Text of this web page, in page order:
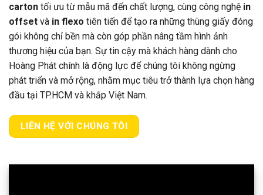
carton tối ưu từ mẫu mã đến chất lượng, cùng công nghệ in
offset và in flexo tiên tiến để tạo ra những thùng giấy đóng
gói không chỉ bền mà còn góp phần nâng tầm hình ảnh
thương hiệu của bạn. Sự tin cậy mà khách hàng dành cho
Hoàng Phát chính là động lực để chúng tôi không ngừng
phát triển và mở rộng, nhằm mục tiêu trở thành lựa chọn hàng
đầu tại TP.HCM và khắp Việt Nam.
LIÊN HỆ VỚI CHÚNG TÔI